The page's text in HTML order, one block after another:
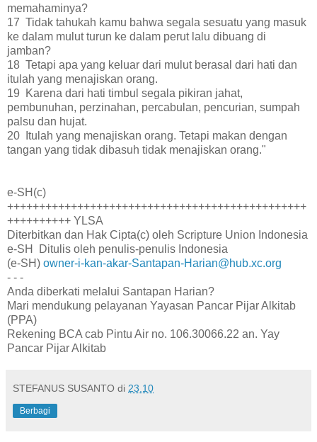
memahaminya?
17 Tidak tahukah kamu bahwa segala sesuatu yang masuk
ke dalam mulut turun ke dalam perut lalu dibuang di
jamban?
18 Tetapi apa yang keluar dari mulut berasal dari hati dan
itulah yang menajiskan orang.
19 Karena dari hati timbul segala pikiran jahat,
pembunuhan, perzinahan, percabulan, pencurian, sumpah
palsu dan hujat.
20 Itulah yang menajiskan orang. Tetapi makan dengan
tangan yang tidak dibasuh tidak menajiskan orang."
e-SH(c)
+++++++++++++++++++++++++++++++++++++++++++++++
++++++++++ YLSA
Diterbitkan dan Hak Cipta(c) oleh Scripture Union Indonesia
e-SH Ditulis oleh penulis-penulis Indonesia
(e-SH) owner-i-kan-akar-Santapan-Harian@hub.xc.org
- - -
Anda diberkati melalui Santapan Harian?
Mari mendukung pelayanan Yayasan Pancar Pijar Alkitab
(PPA)
Rekening BCA cab Pintu Air no. 106.30066.22 an. Yay
Pancar Pijar Alkitab
STEFANUS SUSANTO di 23.10
Berbagi